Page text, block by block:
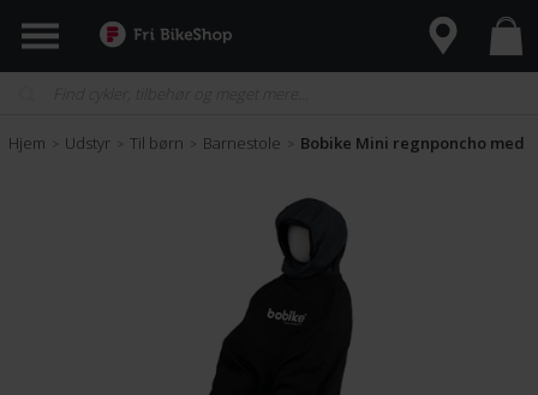
Hjem > Udstyr > Til børn > Barnestole > Bobike Mini regnponcho med